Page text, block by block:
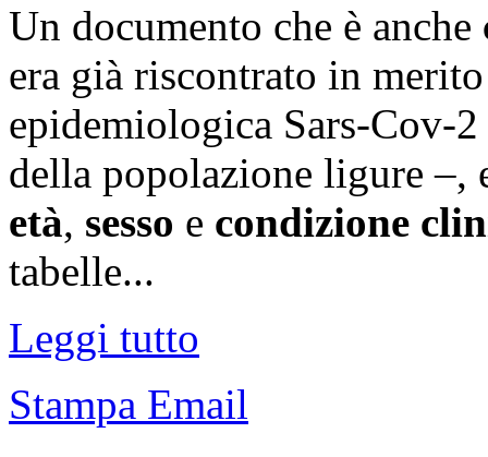
Un documento che è anche
era già riscontrato in
epidemiologica Sars-Cov-
della popolazione ligure –,
età, sesso e condizione
tabelle...
Leggi tutto
Stampa Email